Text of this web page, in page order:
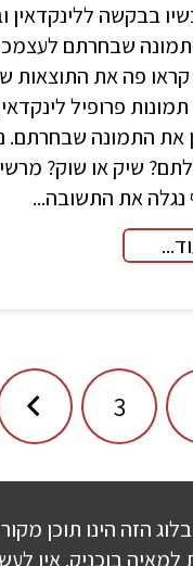
בבקשה ללינקדאין
שבחרתם
פה את התוצאות
פרופיל
את התמונה שבחרתם.
שיק או שוק?
נגלה את התשובה...
3
הזה הינו תוכן
למאיה בוכניק. אין